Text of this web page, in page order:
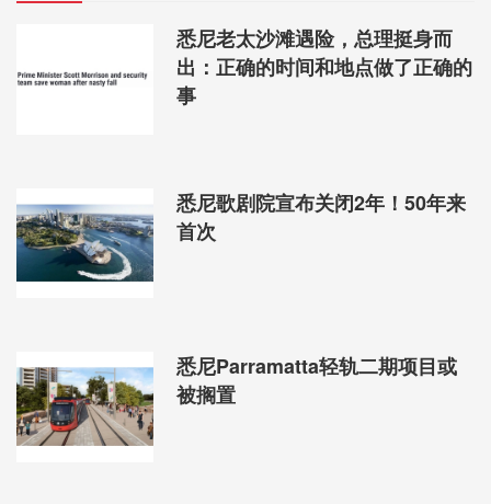
悉尼老太沙滩遇险，总理挺身而
出：正确的时间和地点做了正确的
事
悉尼歌剧院宣布关闭2年！50年来
首次
悉尼Parramatta轻轨二期项目或
被搁置